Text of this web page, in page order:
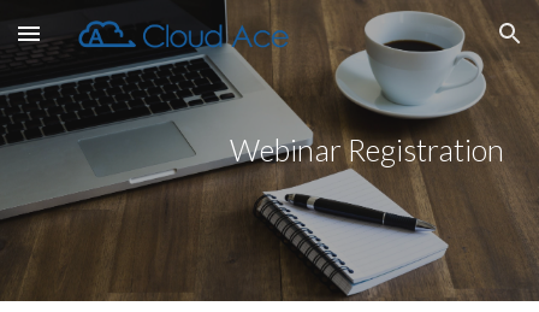
Skip to main content Skip to navigation
Webinar Registration